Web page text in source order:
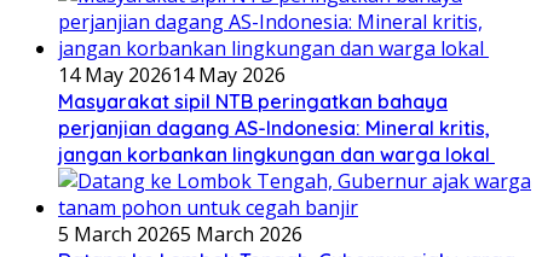
14 May 202614 May 2026
Masyarakat sipil NTB peringatkan bahaya
perjanjian dagang AS-Indonesia: Mineral kritis,
jangan korbankan lingkungan dan warga lokal
5 March 20265 March 2026